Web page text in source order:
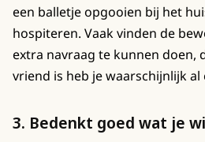
een balletje opgooien bij het
hospiteren. Vaak vinden de
extra navraag te kunnen doen,
vriend is heb je waarschijnlijk
3. Bedenkt goed wat je